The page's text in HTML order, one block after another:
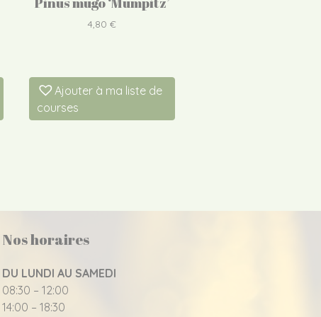
4,80€
Ajouter à ma liste de
courses
Nos horaires
DU LUNDI AU SAMEDI
08:30 – 12:00
14:00 – 18:30